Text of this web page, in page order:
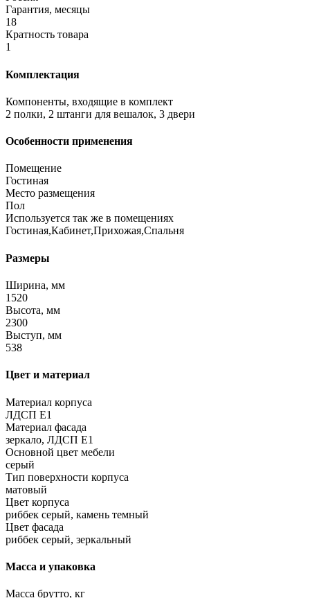
Гарантия, месяцы
18
Кратность товара
1
Комплектация
Компоненты, входящие в комплект
2 полки, 2 штанги для вешалок, 3 двери
Особенности применения
Помещение
Гостиная
Место размещения
Пол
Используется так же в помещениях
Гостиная,Кабинет,Прихожая,Спальня
Размеры
Ширина, мм
1520
Высота, мм
2300
Выступ, мм
538
Цвет и материал
Материал корпуса
ЛДСП Е1
Материал фасада
зеркало, ЛДСП Е1
Основной цвет мебели
серый
Тип поверхности корпуса
матовый
Цвет корпуса
риббек серый, камень темный
Цвет фасада
риббек серый, зеркальный
Масса и упаковка
Масса брутто, кг